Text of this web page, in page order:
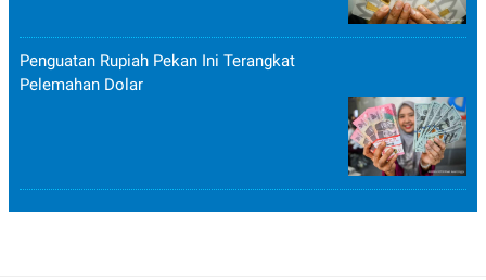
Penguatan Rupiah Pekan Ini Terangkat
Pelemahan Dolar